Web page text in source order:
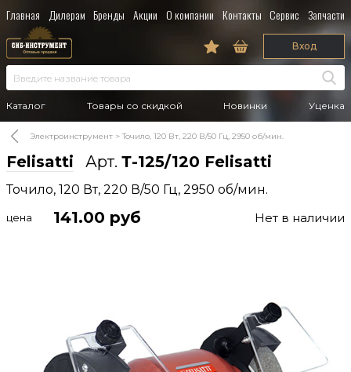
Главная Дилерам Бренды Акции О компании Контакты Сервис Запчасти
Каталог Товары со скидкой Новинки Уценка
Вход
Электроинструмент Точило, 120 Вт, 220 В/50 Гц, 2950 об/мин.
Felisatti Арт. Т-125/120 Felisatti
Точило, 120 Вт, 220 В/50 Гц, 2950 об/мин.
цена 141.00 руб Нет в наличии